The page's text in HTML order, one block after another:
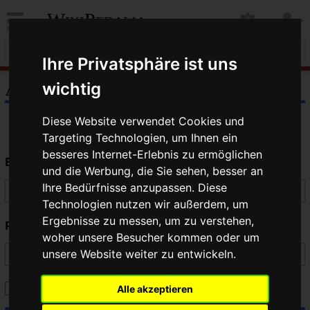
Ihre Privatsphäre ist uns
wichtig
Diese Website verwendet Cookies und
Targeting Technologien, um Ihnen ein
besseres Internet-Erlebnis zu ermöglichen
und die Werbung, die Sie sehen, besser an
Ihre Bedürfnisse anzupassen. Diese
Technologien nutzen wir außerdem, um
Ergebnisse zu messen, um zu verstehen,
woher unsere Besucher kommen oder um
unsere Website weiter zu entwickeln.
Alle akzeptieren
WikiPedalia
Anmelden
Benutzername
Passwort
Angemeldet bleiben